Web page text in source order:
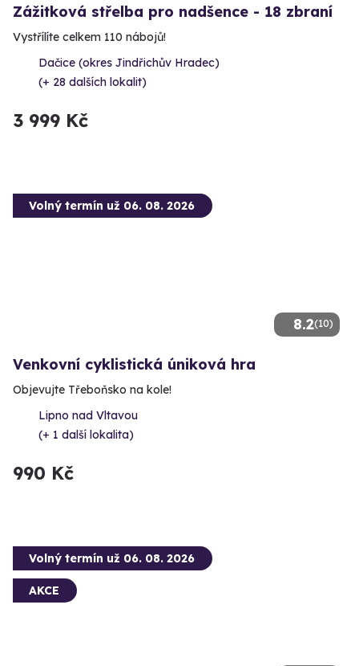
Zážitková střelba pro nadšence - 18 zbraní
Vystřílíte celkem 110 nábojů!
Dačice (okres Jindřichův Hradec)
(+ 28 dalších lokalit)
3 999 Kč
8.2(10)
Volný termín už 06. 08. 2026
Venkovní cyklistická úniková hra
Objevujte Třeboňsko na kole!
Lipno nad Vltavou
(+ 1 další lokalita)
990 Kč
Volný termín už 06. 08. 2026
AKCE